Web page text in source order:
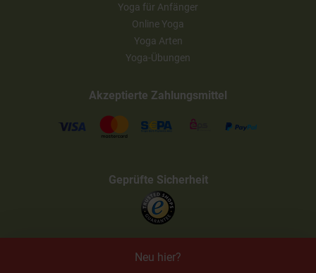
Yoga für Anfänger
Online Yoga
Yoga Arten
Yoga-Übungen
Akzeptierte Zahlungsmittel
Geprüfte Sicherheit
Neu hier?